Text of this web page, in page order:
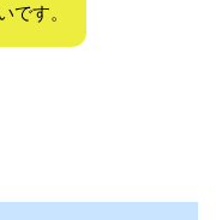
です。